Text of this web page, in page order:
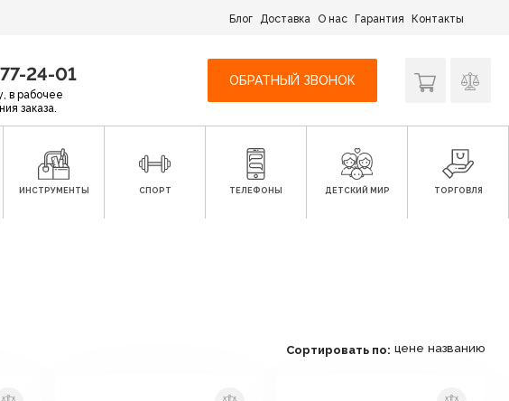
Блог Доставка О нас Гарантия Контакты
24-01
в рабочее
заказа.
ОБРАТНЫЙ ЗВОНОК
ИНСТРУМЕНТЫ СПОРТ ТЕЛЕФОНЫ ДЕТСКИЙ МИР ТОРГОВЛЯ
Сортировать по: цене названию